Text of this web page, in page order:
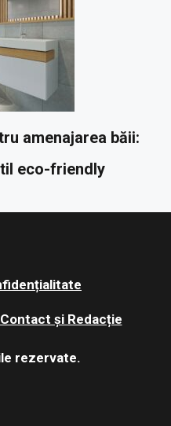
amenajarea băii:
eco-friendly
Contact și Redacție
rezervate.